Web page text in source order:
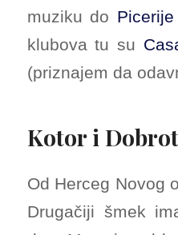
muziku do
klubova tu su
(priznajem da
Kotor i
Od Herceg Novog
Drugačiji šmek